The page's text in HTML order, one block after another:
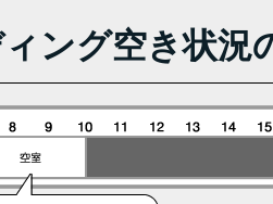
ング空き状況